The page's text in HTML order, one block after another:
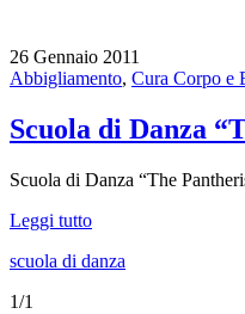
26 Gennaio 2011
Abbigliamento, Cura Corpo e
Scuola di Danza
Scuola di Danza “The
Leggi tutto
scuola di danza
1/1